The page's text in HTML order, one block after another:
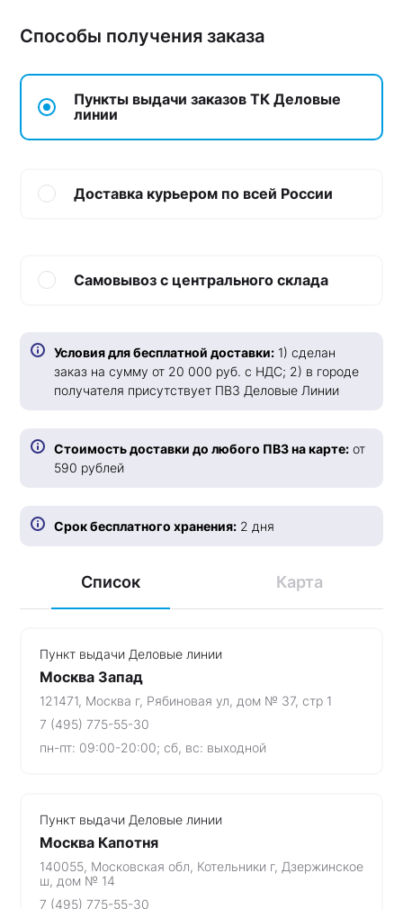
Способы получения заказа
Пункты выдачи заказов ТК Деловые
линии
Доставка курьером по всей России
Самовывоз с центрального склада
Условия для бесплатной доставки: 1) сделан
заказ на сумму от 20 000 руб. с НДС; 2) в городе
получателя присутствует ПВЗ Деловые Линии
Стоимость доставки до любого ПВЗ на карте: от
590 рублей
Срок бесплатного хранения: 2 дня
Список Карта
Пункт выдачи Деловые линии
Москва Запад
121471, Москва г, Рябиновая ул, дом № 37, стр 1
7 (495) 775-55-30
пн-пт: 09:00-20:00; сб, вс: выходной
Пункт выдачи Деловые линии
Москва Капотня
140055, Московская обл, Котельники г, Дзержинское
ш, дом № 14
7 (495) 775-55-30